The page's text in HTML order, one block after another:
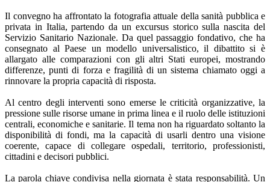
Il convegno ha affrontato la fotografia attuale della sanità pubblica e
privata in Italia, partendo da un excursus storico sulla nascita del
Servizio Sanitario Nazionale. Da quel passaggio fondativo, che ha
consegnato al Paese un modello universalistico, il dibattito si è
allargato alle comparazioni con gli altri Stati europei, mostrando
differenze, punti di forza e fragilità di un sistema chiamato oggi a
rinnovare la propria capacità di risposta.
Al centro degli interventi sono emerse le criticità organizzative, la
pressione sulle risorse umane in prima linea e il ruolo delle istituzioni
centrali, economiche e sanitarie. Il tema non ha riguardato soltanto la
disponibilità di fondi, ma la capacità di usarli dentro una visione
coerente, capace di collegare ospedali, territorio, professionisti,
cittadini e decisori pubblici.
La parola chiave condivisa nella giornata è stata responsabilità. Un